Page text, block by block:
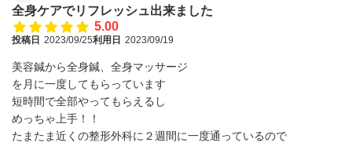
全身ケアでリフレッシュ出来ました
5.00
投稿日 2023/09/25利用日 2023/09/19
美容鍼から全身鍼、全身マッサージ
を月に一度してもらっています
短時間で全部やってもらえるし
めっちゃ上手！！
たまたま近くの整形外科に２週間に一度通っているので